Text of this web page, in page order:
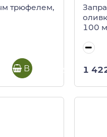
трюфелем,
В корзину
100
1